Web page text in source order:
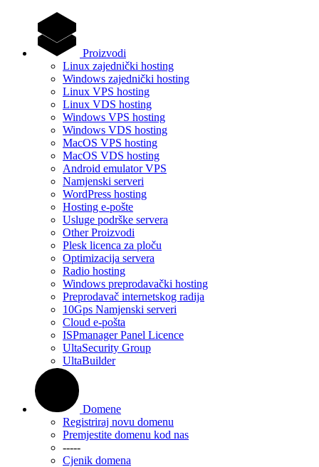
Proizvodi
Linux zajednički hosting
Windows zajednički hosting
Linux VPS hosting
Linux VDS hosting
Windows VPS hosting
Windows VDS hosting
MacOS VPS hosting
MacOS VDS hosting
Android emulator VPS
Namjenski serveri
WordPress hosting
Hosting e-pošte
Usluge podrške servera
Other Proizvodi
Plesk licenca za ploču
Optimizacija servera
Radio hosting
Windows preprodavački hosting
Preprodavač internetskog radija
10Gps Namjenski serveri
Cloud e-pošta
ISPmanager Panel Licence
UltaSecurity Group
UltaBuilder
Domene
Registriraj novu domenu
Premjestite domenu kod nas
-----
Cjenik domena